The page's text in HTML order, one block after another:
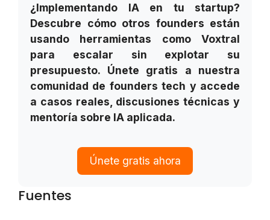
¿Implementando IA en tu startup?
Descubre cómo otros founders están
usando herramientas como Voxtral
para escalar sin explotar su
presupuesto. Únete gratis a nuestra
comunidad de founders tech y accede
a casos reales, discusiones técnicas y
mentoría sobre IA aplicada.
Únete gratis ahora
Fuentes